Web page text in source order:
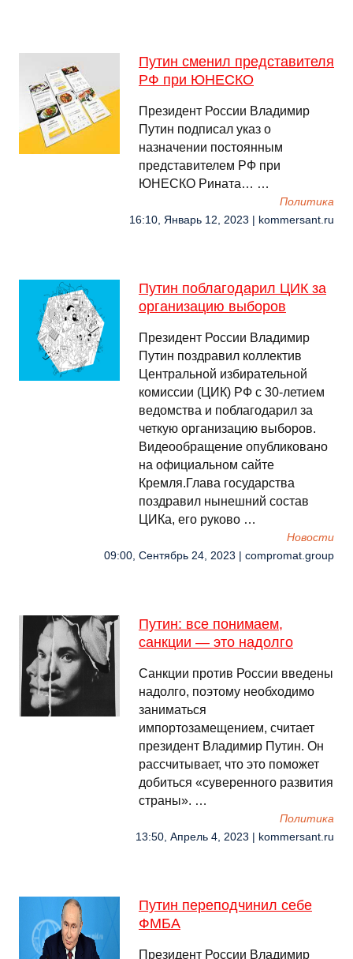
Путин сменил представителя
РФ при ЮНЕСКО
Президент России Владимир
Путин подписал указ о
назначении постоянным
представителем РФ при
ЮНЕСКО Рината… …
Политика
16:10, Январь 12, 2023 | kommersant.ru
Путин поблагодарил ЦИК за
организацию выборов
Президент России Владимир
Путин поздравил коллектив
Центральной избирательной
комиссии (ЦИК) РФ с 30-летием
ведомства и поблагодарил за
четкую организацию выборов.
Видеообращение опубликовано
на официальном сайте
Кремля.Глава государства
поздравил нынешний состав
ЦИКа, его руково …
Новости
09:00, Сентябрь 24, 2023 | compromat.group
Путин: все понимаем,
санкции — это надолго
Санкции против России введены
надолго, поэтому необходимо
заниматься
импортозамещением, считает
президент Владимир Путин. Он
рассчитывает, что это поможет
добиться «суверенного развития
страны». …
Политика
13:50, Апрель 4, 2023 | kommersant.ru
Путин переподчинил себе
ФМБА
Президент России Владимир